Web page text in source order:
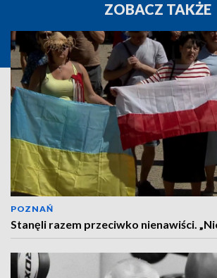
ZOBACZ TAKŻE
POZNAŃ
Stanęli razem przeciwko nienawiści.